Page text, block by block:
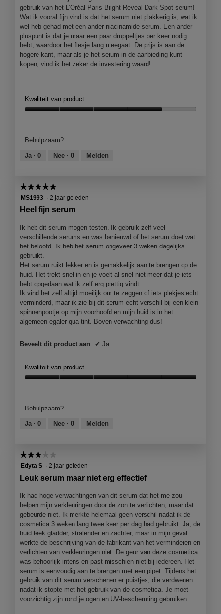
gebruik van het L’Oréal Paris Bright Reveal Dark Spot serum!
Wat ik vooral fijn vind is dat het serum niet plakkerig is, wat ik
wel heb gehad met een ander niacinamide serum. Een ander
pluspunt is dat je maar een paar druppeltjes per keer nodig
hebt, waardoor het flesje lang meegaat. De prijs is aan de
hogere kant, maar als je het serum in de aanbieding kunt
kopen, vind ik het zeker de investering waard!
Kwaliteit van product
4
van
Behulpzaam?
Ja · 0 Nee · 0 Melden
☆☆☆☆☆
☆☆☆☆☆
5
van
sterren.
MS1993 · 2 jaar geleden
Heel fijn serum
Ik heb dit serum mogen testen. Ik gebruik zelf veel
verschillende serums en was benieuwd of het serum doet wat
het beloofd. Ik heb het serum ongeveer 3 weken dagelijks
gebruikt.
Het serum ruikt lekker en is gemakkelijk aan te brengen op de
huid. Het trekt snel in en je voelt al snel niet meer dat je iets
hebt opgedaan wat ik zelf erg prettig vindt.
Ik vind het zelf altijd moeilijk om te zeggen of iets plekjes echt
verminderd, maar ik zie bij dit serum echt verschil bij een klein
spinnenpootje op mijn voorhoofd en mijn huid is in het
algemeen egaler qua tint. Boven verwachting dus!
Beveelt dit product aan ✔ Ja
Kwaliteit van product
5
van
Behulpzaam?
Ja · 0 Nee · 0 Melden
☆☆☆☆☆
☆☆☆☆☆
3
van
sterren.
Edyta S · 2 jaar geleden
Leuk serum maar niet erg effectief
Ik had hoge verwachtingen van dit serum dat het me zou
helpen mijn verkleuringen door de zon te verlichten, maar dat
gebeurde niet. Ik merkte helemaal geen verschil nadat ik de
cosmetica 3 weken lang twee keer per dag had gebruikt. Ja, de
huid leek gladder, stralender en zachter, maar in mijn geval
werkte de beschrijving van de fabrikant van het verminderen en
verlichten van verkleuringen niet. De geur van deze cosmetica
was behoorlijk intens en past misschien niet bij iedereen. Het
serum is eenvoudig aan te brengen met een pipet. Tijdens het
gebruik van dit serum verschenen er puistjes, die verdwenen
nadat ik stopte met het gebruik van de cosmetica. Je moet
voorzichtig zijn rond je ogen en UV-bescherming gebruiken.